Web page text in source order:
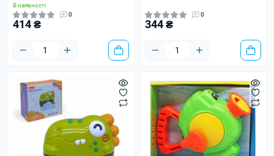
В наявності
0
414 ₴
0
344 ₴